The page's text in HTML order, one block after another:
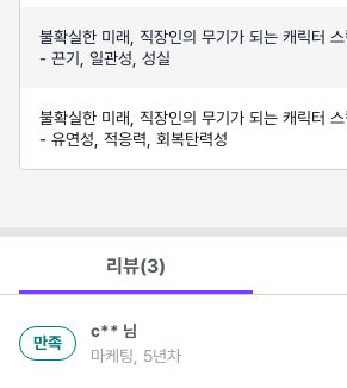
불확실한 미래, 직장인의 무기가 되는 캐릭터
- 끈기, 일관성, 성실
불확실한 미래, 직장인의 무기가 되는 캐릭터
- 유연성, 적응력, 회복탄력성
리뷰(3)
만족
c** 님
마케팅, 5년차